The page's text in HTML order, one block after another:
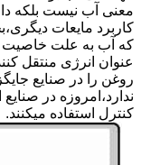
معنی آب نیست بلکه
کاربرد مایعات
که آب به علت خاصیت
عنوان انرژی منتقل
روغن را در صنایع
ندارد،امروزه در
کنترل استفاده میکنند.